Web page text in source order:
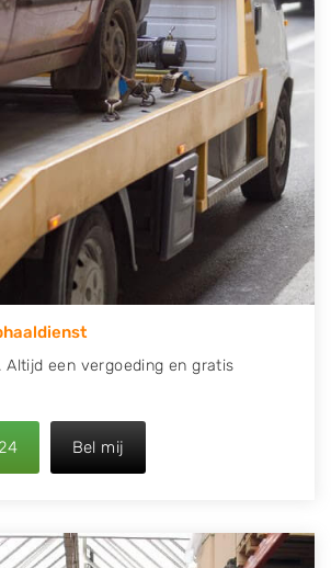
via de Onderdelenlijn! Vul uw
op verzenden.
met de inkoop van auto's van
zoals Alfa Romeo, Audi, BMW,
Dacia, Fiat, Ford, Honda, Hyundai,
Benz, Mitsubishi, Nissan, Opel,
Renault, Seat, Skoda, Suzuki, Tesla,
en Volvo.
een vergoeding en gratis
Bel mij